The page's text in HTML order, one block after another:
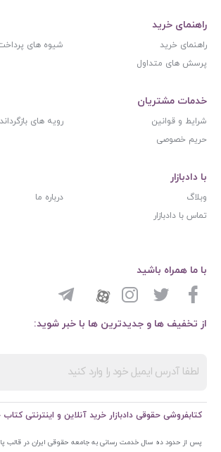
راهنمای خرید
راهنمای خرید
شیوه های
پرسش های متداول
خدمات مشتریان
شرایط و قوانین
رویه های
حریم خصوصی
با دادبازار
وبلاگ
درباره ما
تماس با دادبازار
از تخفیف ها و جدیدترین ها با خبر شوید:
با ما همراه باشید
کتابفروشی حقوقی دادبازار خرید آنلاین و اینترنتی
پس از حدود ده سال خدمت رسانی به جامعه حقوقی ایران در قالب